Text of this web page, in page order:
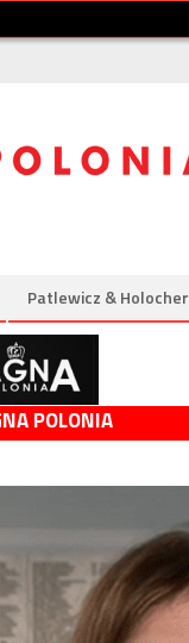
Patlewicz & Holocher
POLONIA